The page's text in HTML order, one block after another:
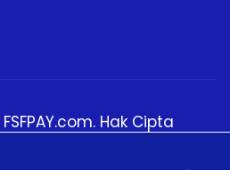
FSFPAY.com. Hak Cipta